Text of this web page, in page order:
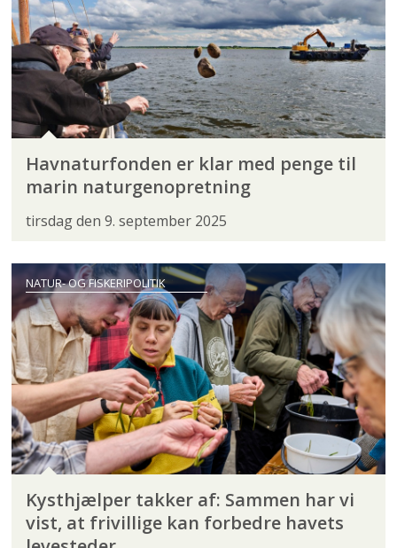
Havnaturfonden er klar med penge til
marin naturgenopretning
tirsdag den 9. september 2025
NATUR- OG FISKERIPOLITIK
Kysthjælper takker af: Sammen har vi
vist, at frivillige kan forbedre havets